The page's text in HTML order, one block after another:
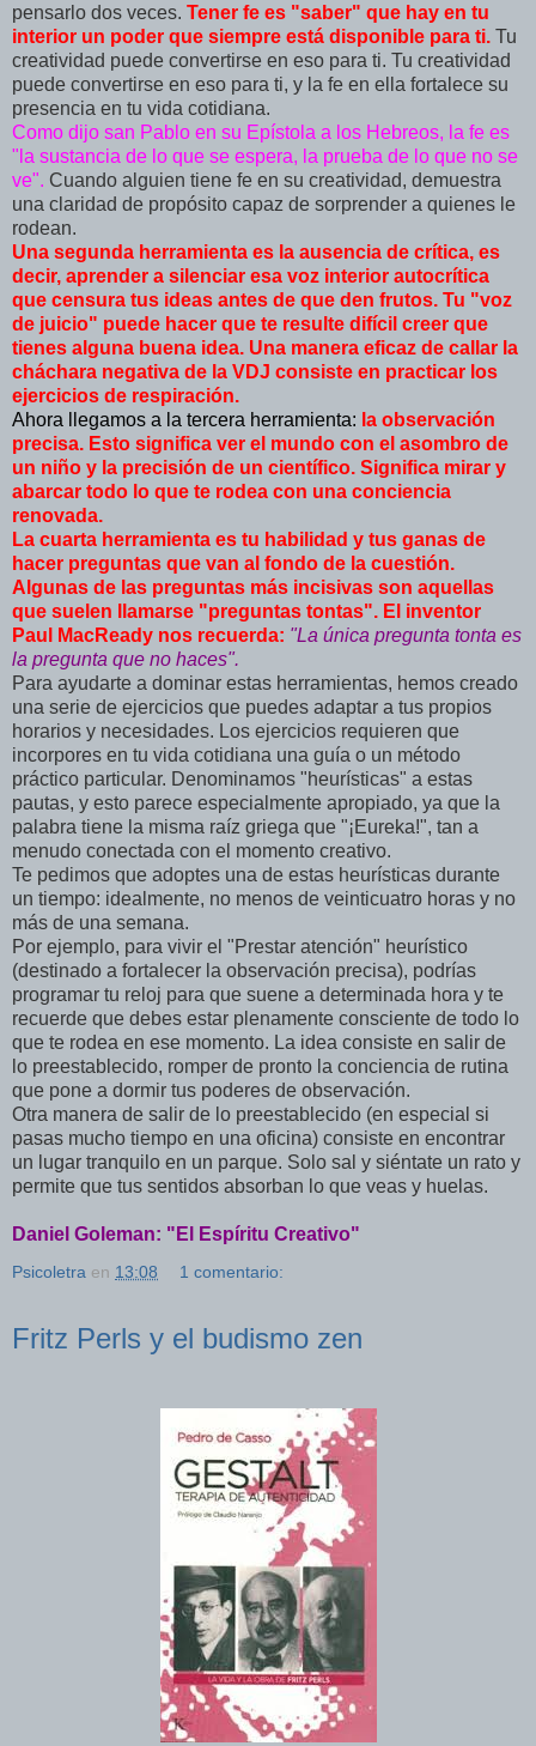
pensarlo dos veces. Tener fe es "saber" que hay en tu
interior un poder que siempre está disponible para ti. Tu
creatividad puede convertirse en eso para ti. Tu creatividad
puede convertirse en eso para ti, y la fe en ella fortalece su
presencia en tu vida cotidiana.
Como dijo san Pablo en su Epístola a los Hebreos, la fe es
"la sustancia de lo que se espera, la prueba de lo que no se
ve". Cuando alguien tiene fe en su creatividad, demuestra
una claridad de propósito capaz de sorprender a quienes le
rodean.
Una segunda herramienta es la ausencia de crítica, es
decir, aprender a silenciar esa voz interior autocrítica
que censura tus ideas antes de que den frutos. Tu "voz
de juicio" puede hacer que te resulte difícil creer que
tienes alguna buena idea. Una manera eficaz de callar la
cháchara negativa de la VDJ consiste en practicar los
ejercicios de respiración.
Ahora llegamos a la tercera herramienta: la observación
precisa. Esto significa ver el mundo con el asombro de
un niño y la precisión de un científico. Significa mirar y
abarcar todo lo que te rodea con una conciencia
renovada.
La cuarta herramienta es tu habilidad y tus ganas de
hacer preguntas que van al fondo de la cuestión.
Algunas de las preguntas más incisivas son aquellas
que suelen llamarse "preguntas tontas". El inventor
Paul MacReady nos recuerda: "La única pregunta tonta es
la pregunta que no haces".
Para ayudarte a dominar estas herramientas, hemos creado
una serie de ejercicios que puedes adaptar a tus propios
horarios y necesidades. Los ejercicios requieren que
incorpores en tu vida cotidiana una guía o un método
práctico particular. Denominamos "heurísticas" a estas
pautas, y esto parece especialmente apropiado, ya que la
palabra tiene la misma raíz griega que "¡Eureka!", tan a
menudo conectada con el momento creativo.
Te pedimos que adoptes una de estas heurísticas durante
un tiempo: idealmente, no menos de veinticuatro horas y no
más de una semana.
Por ejemplo, para vivir el "Prestar atención" heurístico
(destinado a fortalecer la observación precisa), podrías
programar tu reloj para que suene a determinada hora y te
recuerde que debes estar plenamente consciente de todo lo
que te rodea en ese momento. La idea consiste en salir de
lo preestablecido, romper de pronto la conciencia de rutina
que pone a dormir tus poderes de observación.
Otra manera de salir de lo preestablecido (en especial si
pasas mucho tiempo en una oficina) consiste en encontrar
un lugar tranquilo en un parque. Solo sal y siéntate un rato y
permite que tus sentidos absorban lo que veas y huelas.
Daniel Goleman: "El Espíritu Creativo"
Psicoletra en 13:08 1 comentario:
Fritz Perls y el budismo zen